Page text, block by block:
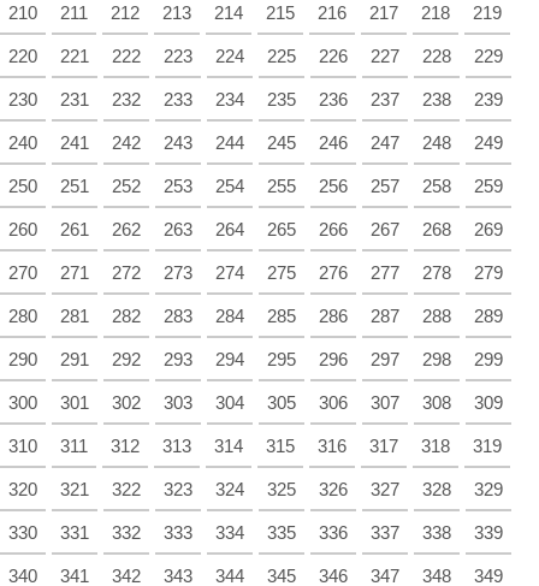
210 211 212 213 214 215 216 217 218 219
220 221 222 223 224 225 226 227 228 229
230 231 232 233 234 235 236 237 238 239
240 241 242 243 244 245 246 247 248 249
250 251 252 253 254 255 256 257 258 259
260 261 262 263 264 265 266 267 268 269
270 271 272 273 274 275 276 277 278 279
280 281 282 283 284 285 286 287 288 289
290 291 292 293 294 295 296 297 298 299
300 301 302 303 304 305 306 307 308 309
310 311 312 313 314 315 316 317 318 319
320 321 322 323 324 325 326 327 328 329
330 331 332 333 334 335 336 337 338 339
340 341 342 343 344 345 346 347 348 349